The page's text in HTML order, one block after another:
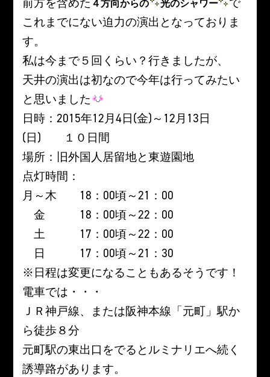
４方向からの 光のシャワー
これまでにない迫力の演出となっておりま
す。
私は今まで５回くらい？行きましたが、
天井の演出は初なので今年は行ってみたい
と思いました
日時：2015年12月4日(金)～12月13日
(日) １０日間
場所：旧外国人居留地と東遊園地
点灯時間：
月～木 18：00頃～21：00
金 18：00頃～22：00
土 17：00頃～22：00
日 17：00頃～21：30
※日程は変更になることもあるそうです！
電車では・・・
ＪＲ神戸線、または阪神本線「元町」駅か
ら徒歩８分
元町駅の東出口をでるとルミナリエへ続く
誘導路があります。